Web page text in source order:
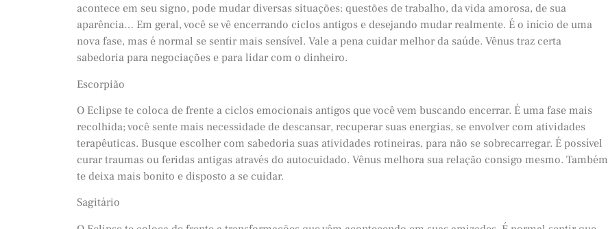
acontece em seu signo, pode mudar diversas situações: questões de trabalho, da vida amorosa, de sua
aparência… Em geral, você se vê encerrando ciclos antigos e desejando mudar realmente. É o início de uma
nova fase, mas é normal se sentir mais sensível. Vale a pena cuidar melhor da saúde. Vênus traz certa
sabedoria para negociações e para lidar com o dinheiro.
Escorpião
O Eclipse te coloca de frente a ciclos emocionais antigos que você vem buscando encerrar. É uma fase mais
recolhida; você sente mais necessidade de descansar, recuperar suas energias, se envolver com atividades
terapêuticas. Busque escolher com sabedoria suas atividades rotineiras, para não se sobrecarregar. É possível
curar traumas ou feridas antigas através do autocuidado. Vênus melhora sua relação consigo mesmo. Também
te deixa mais bonito e disposto a se cuidar.
Sagitário